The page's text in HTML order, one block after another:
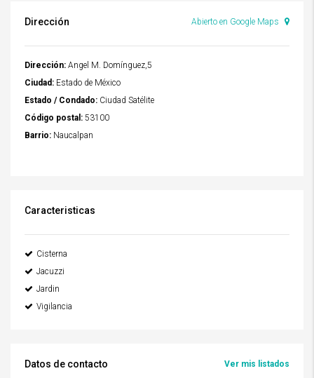
Dirección Abierto en Google Maps
Dirección: Angel M. Domínguez,5
Ciudad: Estado de México
Estado / Condado: Ciudad Satélite
Código postal: 53100
Barrio: Naucalpan
Caracteristicas
Cisterna
Jacuzzi
Jardin
Vigilancia
Datos de contacto Ver mis listados